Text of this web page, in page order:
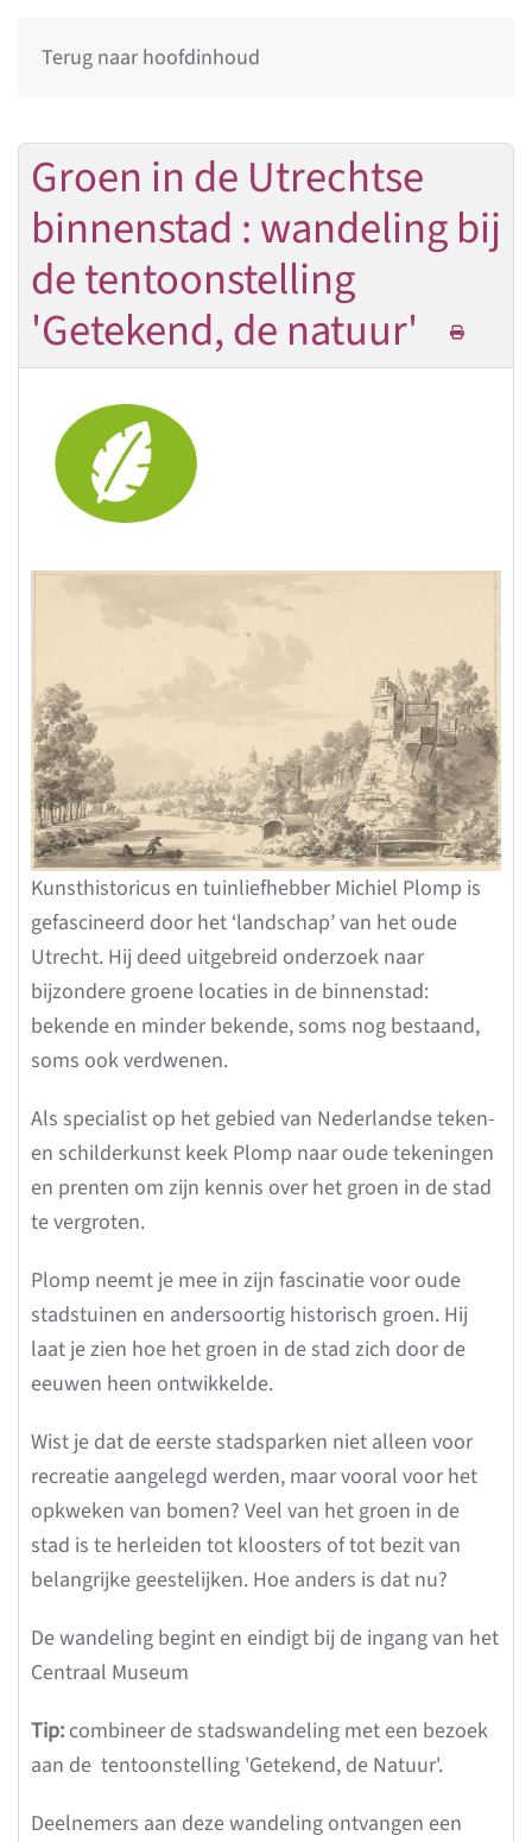
Terug naar hoofdinhoud
Groen in de Utrechtse
binnenstad : wandeling bij
de tentoonstelling
'Getekend, de natuur'
Kunsthistoricus en tuinliefhebber Michiel Plomp is
gefascineerd door het ‘landschap’ van het oude
Utrecht. Hij deed uitgebreid onderzoek naar
bijzondere groene locaties in de binnenstad:
bekende en minder bekende, soms nog bestaand,
soms ook verdwenen.
Als specialist op het gebied van Nederlandse teken-
en schilderkunst keek Plomp naar oude tekeningen
en prenten om zijn kennis over het groen in de stad
te vergroten.
Plomp neemt je mee in zijn fascinatie voor oude
stadstuinen en andersoortig historisch groen. Hij
laat je zien hoe het groen in de stad zich door de
eeuwen heen ontwikkelde.
Wist je dat de eerste stadsparken niet alleen voor
recreatie aangelegd werden, maar vooral voor het
opkweken van bomen? Veel van het groen in de
stad is te herleiden tot kloosters of tot bezit van
belangrijke geestelijken. Hoe anders is dat nu?
De wandeling begint en eindigt bij de ingang van het
Centraal Museum
Tip: combineer de stadswandeling met een bezoek
aan de tentoonstelling 'Getekend, de Natuur'.
Deelnemers aan deze wandeling ontvangen een